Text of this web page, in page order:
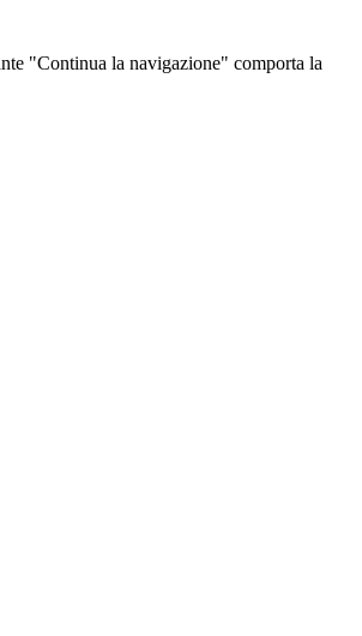
"Continua la navigazione" comporta la